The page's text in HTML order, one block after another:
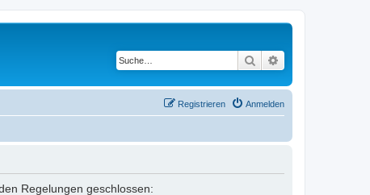
Suche
Anmelden
Registrieren
Regelungen geschlossen: